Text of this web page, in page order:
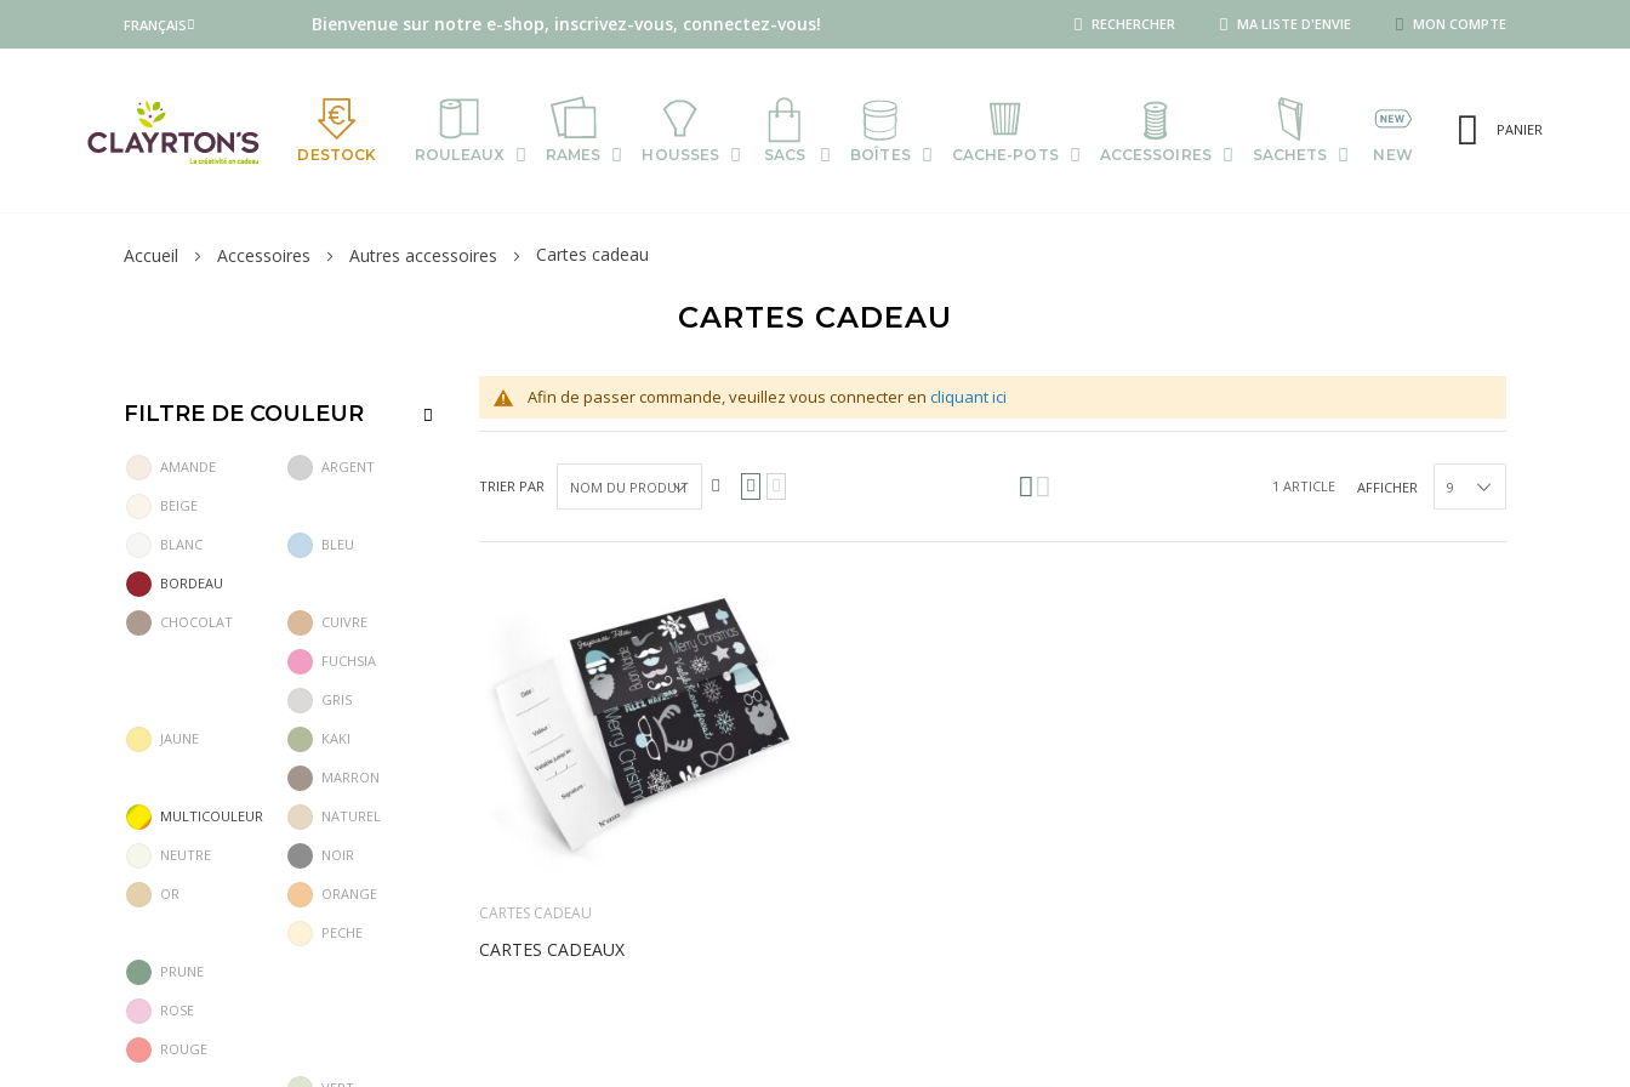
Langue
FRANÇAIS Bienvenue sur notre e-shop, inscrivez-vous, connectez-vous! RECHERCHER MA LISTE D'ENVIE MON COMPTE
DESTOCK ROULEAUX RAMES HOUSSES SACS BOÎTES CACHE-POTS ACCESSOIRES SACHETS NEW
PANIER
Accueil Accessoires Autres accessoires Cartes cadeau
CARTES CADEAU
Afin de passer commande, veuillez vous connecter en cliquant ici
1 ARTICLE AFFICHER
TRIER PAR
CARTES CADEAU
CARTES CADEAUX
FILTRE DE COULEUR
AMANDE ARGENT
BEIGE
BLANC BLEU
BORDEAU
CHOCOLAT CUIVRE
FUCHSIA
GRIS
JAUNE KAKI
MARRON
MULTICOULEUR NATUREL
NEUTRE NOIR
OR ORANGE
PECHE
PRUNE
ROSE
ROUGE